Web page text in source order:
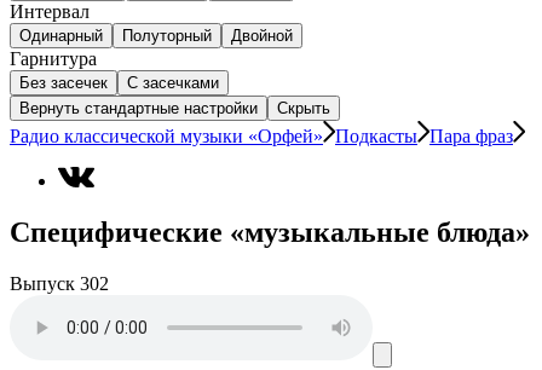
Интервал
Одинарный Полуторный Двойной
Гарнитура
Без засечек
С засечками
Вернуть стандартные настройки
Скрыть
Радио классической музыки «Орфей» Подкасты Пара фраз
Специфические «музыкальные блюда»
Выпуск 302